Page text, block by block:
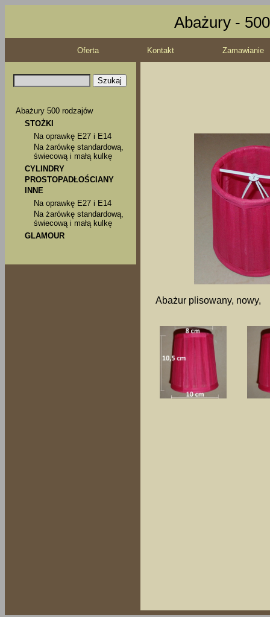
Abażury -
Oferta Kontakt Zamawianie
Abażury 500 rodzajów
STOŻKI
Na oprawkę E27 i E14
Na żarówkę standardową,
świecową i małą kulkę
CYLINDRY
PROSTOPADŁOŚCIANY
INNE
Na oprawkę E27 i E14
Na żarówkę standardową,
świecową i małą kulkę
GLAMOUR
Abażur plisowany, nowy,